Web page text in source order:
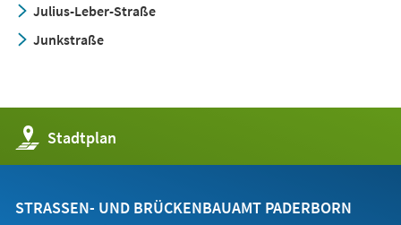
Julius-Leber-Straße
Junkstraße
Stadtplan
(Öffnet
in
einem
Tab)
STRASSEN- UND BRÜCKENBAUAMT PADERBORN